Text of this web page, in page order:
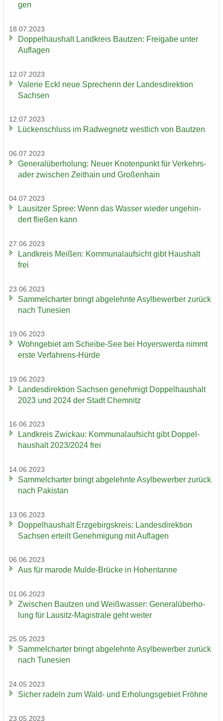
gen
18.07.2023
Dop­pel­haus­halt Land­kreis Baut­zen: Frei­ga­be unter
Auf­la­gen
12.07.2023
Va­le­rie Eckl neue Spre­che­rin der Lan­des­di­rek­ti­on
Sach­sen
12.07.2023
Lü­cken­schluss im Rad­weg­netz west­lich von Baut­zen
06.07.2023
Ge­ne­ral­über­ho­lung: Neuer Kno­ten­punkt für Ver­kehrs­
ader zwi­schen Zeit­hain und Gro­ßen­hain
04.07.2023
Lau­sit­zer Spree: Wenn das Was­ser wie­der un­ge­hin­
dert flie­ßen kann
27.06.2023
Land­kreis Mei­ßen: Kom­mu­nal­auf­sicht gibt Haus­halt
frei
23.06.2023
Sam­mel­char­ter bringt ab­ge­lehn­te Asyl­be­wer­ber zu­rück
nach Tu­ne­si­en
19.06.2023
Wohn­ge­biet am Scheibe-​See bei Ho­yers­wer­da nimmt
erste Verfahrens-​Hürde
19.06.2023
Lan­des­di­rek­ti­on Sach­sen ge­neh­migt Dop­pel­haus­halt
2023 und 2024 der Stadt Chem­nitz
16.06.2023
Land­kreis Zwi­ckau: Kom­mu­nal­auf­sicht gibt Dop­pel­
haus­halt 2023/2024 frei
14.06.2023
Sam­mel­char­ter bringt ab­ge­lehn­te Asyl­be­wer­ber zu­rück
nach Pa­ki­stan
13.06.2023
Dop­pel­haus­halt Erz­ge­birgs­kreis: Lan­des­di­rek­ti­on
Sach­sen er­teilt Ge­neh­mi­gung mit Auf­la­gen
06.06.2023
Aus für ma­ro­de Mulde-​Brücke in Ho­hen­tan­ne
01.06.2023
Zwi­schen Baut­zen und Weiß­was­ser: Ge­ne­ral­über­ho­
lung für Lausitz-​Magistrale geht wei­ter
25.05.2023
Sam­mel­char­ter bringt ab­ge­lehn­te Asyl­be­wer­ber zu­rück
nach Tu­ne­si­en
24.05.2023
Si­cher ra­deln zum Wald- und Er­ho­lungs­ge­biet Fröh­ne
23.05.2023